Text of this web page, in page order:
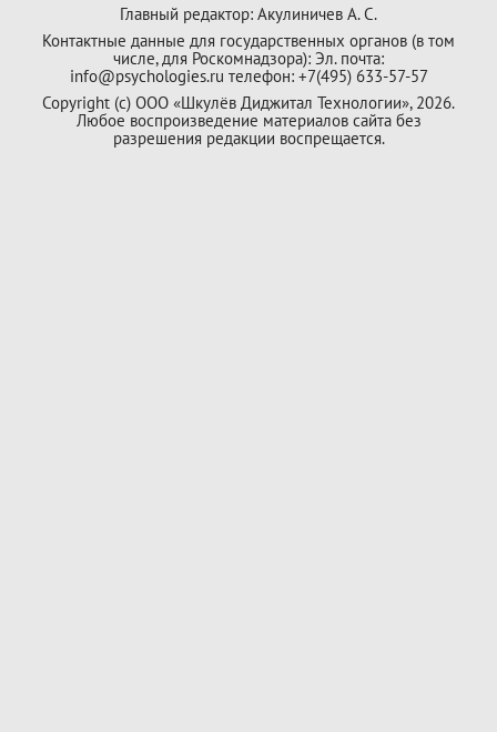
Главный редактор: Акулиничев А. С.
Контактные данные для государственных органов (в том
числе, для Роскомнадзора): Эл. почта:
info@psychologies.ru телефон: +7(495) 633-57-57
Copyright (с) ООО «Шкулёв Диджитал Технологии», 2026.
Любое воспроизведение материалов сайта без
разрешения редакции воспрещается.